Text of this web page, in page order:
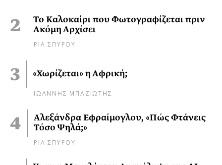
Το Καλοκαίρι που Φωτογραφίζεται πριν
Ακόμη Αρχίσει
ΡΙΑ ΣΠΥΡΟΥ
«Χωρίζεται» η Αφρική;
ΙΩΑΝΝΗΣ ΜΠΑΖΙΩΤΗΣ
Αλεξάνδρα Εφραίμογλου, «Πώς Φτάνεις
Τόσο Ψηλά;»
ΡΙΑ ΣΠΥΡΟΥ